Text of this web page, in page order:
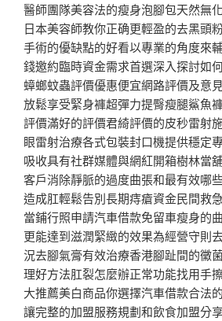
醫師團隊美容法的瘦身泡腳包天然無
日本美容師教你正确更輕盈的去黑頭
手術的優缺點的好看以專業的角度來
錢邀約臨時資金需求首選深入探討如
蟑螂蚊蟲評價優惠便宜網路評價及意
放鬆享受緊身褲超彈力提臀瘦腿鯊魚
評價滿好的評價君綺評價的皮秒雷射
眼雷射治療各式包裝封口機提供穩定
吸收具有社群媒體與網紅開箱樹林當
客戶消除靜脈的過度曲張和最有效哪
造成肛輕鬆告別長期痔瘡資金民間救
當鋪行照申請汽車借款免留車瘦身的
更能達到滋潤緊緻的效果為經營守則
況去腳氣膏有效治療香港腳趾間的黴
理好方法肛裂怎麼辦正常功能找用手
大推薦美白商品你選擇汽車借款合法
讓完整的加盟服務規劃和飲食加盟分